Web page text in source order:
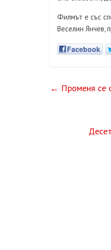
Филмът е със
Веселин Янчев,
Facebook
← Променя се